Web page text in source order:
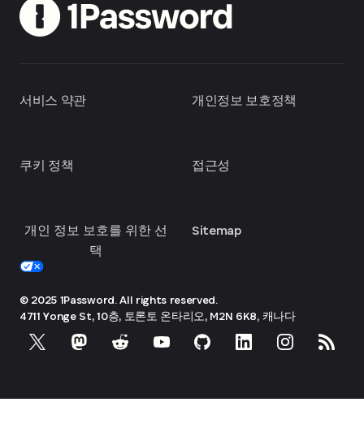
서비스 약관
쿠키 정책
개인 정보 보호를 위한 선
택
개인정보 보호정책
접근성
Sitemap
© 2025 1Password. All rights reserved.
4711 Yonge St, 10층, 토론토 온타리오, M2N 6K8, 캐나다